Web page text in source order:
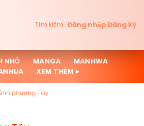
Tìm kiếm Đăng nhậpĐăng ký
NHỎ MANGA
MANHWA
XEM THÊM ▸
phương Tây